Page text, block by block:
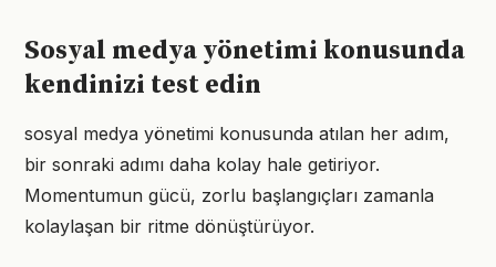
Sosyal medya yönetimi konusunda
kendinizi test edin
sosyal medya yönetimi konusunda atılan her adım,
bir sonraki adımı daha kolay hale getiriyor.
Momentumun gücü, zorlu başlangıçları zamanla
kolaylaşan bir ritme dönüştürüyor.